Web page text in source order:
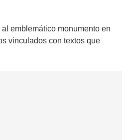
emblemático monumento en
vinculados con textos que